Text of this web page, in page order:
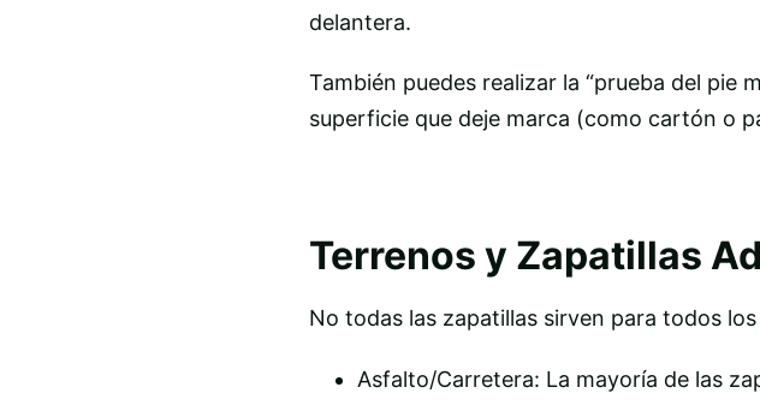
delantera.
También puedes realizar la “prueba del pie
superficie que deje marca (como cartón o
Terrenos y Zapatillas
No todas las zapatillas sirven para todos
Asfalto/Carretera: La mayoría de las